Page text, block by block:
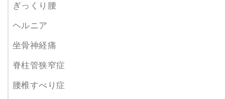
ぎっくり腰
ヘルニア
坐骨神経痛
脊柱管狭窄症
腰椎すべり症